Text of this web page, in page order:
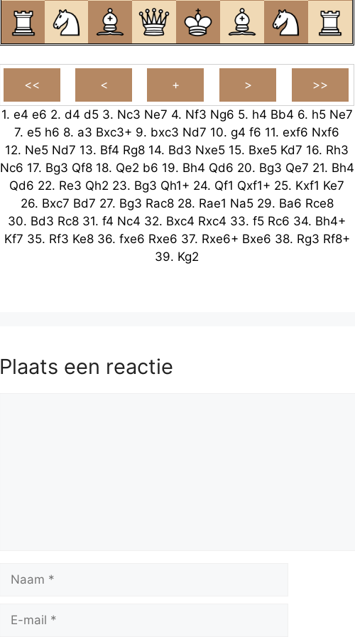
1. e4 e6 2. d4 d5 3. Nc3 Ne7 4. Nf3 Ng6 5. h4 Bb4 6. h5 Ne7
7. e5 h6 8. a3 Bxc3+ 9. bxc3 Nd7 10. g4 f6 11. exf6 Nxf6
12. Ne5 Nd7 13. Bf4 Rg8 14. Bd3 Nxe5 15. Bxe5 Kd7 16. Rh3
Nc6 17. Bg3 Qf8 18. Qe2 b6 19. Bh4 Qd6 20. Bg3 Qe7 21. Bh4
Qd6 22. Re3 Qh2 23. Bg3 Qh1+ 24. Qf1 Qxf1+ 25. Kxf1 Ke7
26. Bxc7 Bd7 27. Bg3 Rac8 28. Rae1 Na5 29. Ba6 Rce8
30. Bd3 Rc8 31. f4 Nc4 32. Bxc4 Rxc4 33. f5 Rc6 34. Bh4+
Kf7 35. Rf3 Ke8 36. fxe6 Rxe6 37. Rxe6+ Bxe6 38. Rg3 Rf8+
39. Kg2
Plaats een reactie
mail